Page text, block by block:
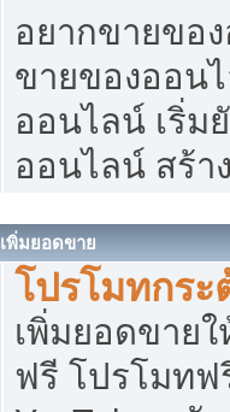
อยากขายขอ
ขายของออน
ออนไลน์ เริ่ม
ออนไลน์ สร้า
พิ่มยอดขาย
โปรโมทกร
เพิ่มยอดขายใ
ฟรี โปรโมทฟ